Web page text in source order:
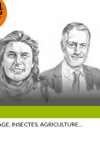
INSECTES, AGRICULTURE…